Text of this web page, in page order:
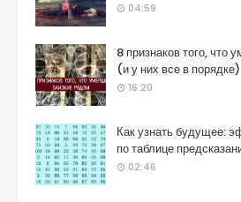
04:59
8 признаков того, что
(и у них все в порядке)
16:20
Как узнать будущее:
по таблице
02:46